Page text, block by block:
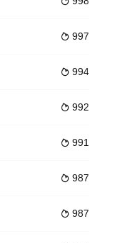
郭勒盟乌珠穆沁草原、西乌珠
漫画中。她在系统指挥下攻略
 997
 994
 992
 991
 987
 987